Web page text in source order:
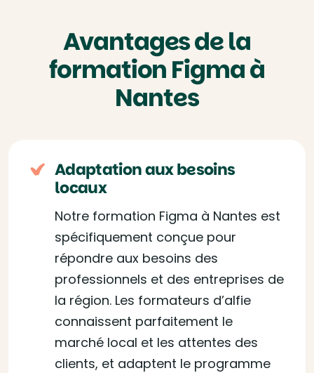
Avantages de la
formation Figma à
Nantes
Adaptation aux besoins
locaux
Notre formation Figma à Nantes est
spécifiquement conçue pour
répondre aux besoins des
professionnels et des entreprises de
la région. Les formateurs d’alfie
connaissent parfaitement le
marché local et les attentes des
clients, et adaptent le programme